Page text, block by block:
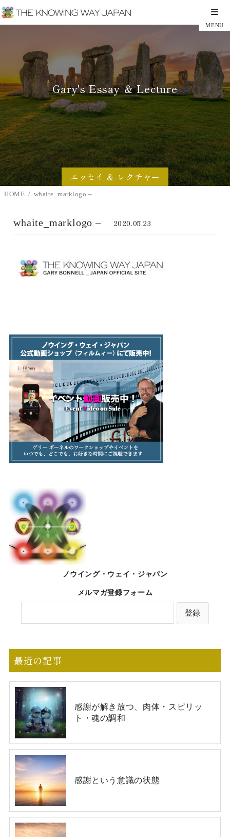
エッセイ ＆ レクチャー
Gary's Essay ＆ Lecture
HOME whaite_marklogo –
whaite_marklogo – 2020.05.23
ノウイング・ウェイ・ジャパン
メルマガ登録フォーム
最近の記事
感謝が解き放つ、肉体・スピリッ
ト・魂の調和
感謝という意識の状態